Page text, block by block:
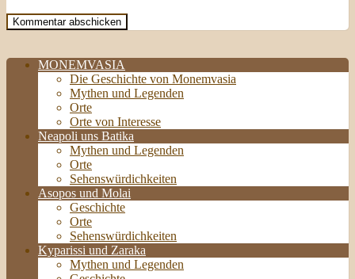
MONEMVASIA
Die Geschichte von Monemvasia
Mythen und Legenden
Orte
Orte von Interesse
Neapoli uns Batika
Mythen und Legenden
Orte
Sehenswürdichkeiten
Asopos und Molai
Geschichte
Orte
Sehenswürdichkeiten
Kyparissi und Zaraka
Mythen und Legenden